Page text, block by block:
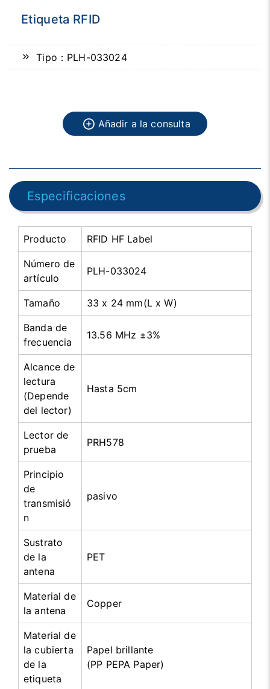
Etiqueta RFID
Tipo：PLH-033024
Añadir a la consulta
Especificaciones
Producto RFID HF Label
Número de
artículo
PLH-033024
Tamaño 33 x 24 mm(L x W)
Banda de
frecuencia
13.56 MHz ±3%
Alcance de
lectura
(Depende
del lector)
Hasta 5cm
Lector de
prueba
PRH578
Principio
de
transmisió
n
pasivo
Sustrato
de la
antena
PET
Material de
la antena
Copper
Material de
la cubierta
de la
etiqueta
Papel brillante
(PP PEPA Paper)